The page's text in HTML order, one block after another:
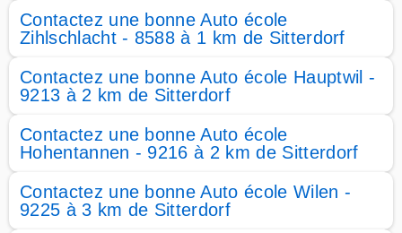
Contactez une bonne Auto école
Zihlschlacht - 8588 à 1 km de Sitterdorf
Contactez une bonne Auto école Hauptwil -
9213 à 2 km de Sitterdorf
Contactez une bonne Auto école
Hohentannen - 9216 à 2 km de Sitterdorf
Contactez une bonne Auto école Wilen -
9225 à 3 km de Sitterdorf